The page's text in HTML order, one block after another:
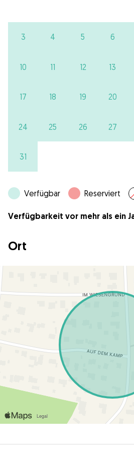
3 4 5 6
10 11 12 13
17 18 19 20
24 25 26 27
31
Verfügbar Reserviert
Verfügbarkeit vor mehr als ein
Ort